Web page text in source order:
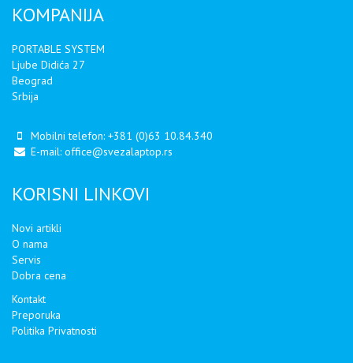
KOMPANIJA
PORTABLE SYSTEM
Ljube Didića 27
Beograd
Srbija
Mobilni telefon: +381 (0)63 10.84.340
E-mail: office@svezalaptop.rs
KORISNI LINKOVI
Novi artikli
O nama
Servis
Dobra cena
Kontakt
Preporuka
Politika Privatnosti